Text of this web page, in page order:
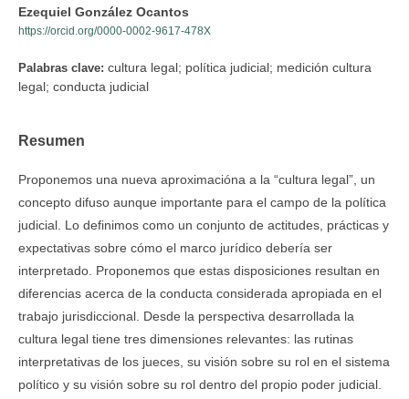
Ezequiel González Ocantos
https://orcid.org/0000-0002-9617-478X
Palabras clave: cultura legal; política judicial; medición cultura
legal; conducta judicial
Resumen
Proponemos una nueva aproximacióna a la “cultura legal”, un
concepto difuso aunque importante para el campo de la política
judicial. Lo definimos como un conjunto de actitudes, prácticas y
expectativas sobre cómo el marco jurídico debería ser
interpretado. Proponemos que estas disposiciones resultan en
diferencias acerca de la conducta considerada apropiada en el
trabajo jurisdiccional. Desde la perspectiva desarrollada la
cultura legal tiene tres dimensiones relevantes: las rutinas
interpretativas de los jueces, su visión sobre su rol en el sistema
político y su visión sobre su rol dentro del propio poder judicial.